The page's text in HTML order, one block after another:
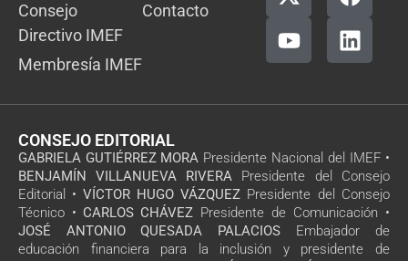
Consejo
Directivo IMEF
Membresía IMEF
Contacto
CONSEJO EDITORIAL
GABRIELA GUTIÉRREZ MORA Presidente Nacional del IMEF •
BENJAMÍN VILLANUEVA RIVERA Presidente del Consejo
Editorial • VÍCTOR HUGO VÁZQUEZ Presidente del Consejo
Técnico • CARLOS CHÁVEZ Presidente de Comunicación •
JOSÉ ANTONIO QUESADA PALACIOS Embajador de
educación financiera para la inclusión y presidente de